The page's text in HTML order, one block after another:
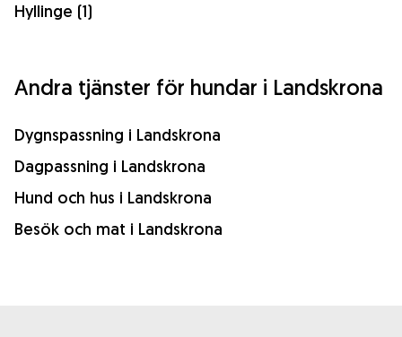
Hyllinge (1)
Andra tjänster för hundar i Landskrona
Dygnspassning i Landskrona
Dagpassning i Landskrona
Hund och hus i Landskrona
Besök och mat i Landskrona